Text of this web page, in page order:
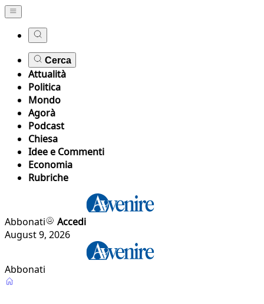
Cerca
Attualità
Politica
Mondo
Agorà
Podcast
Chiesa
Idee e Commenti
Economia
Rubriche
Abbonati
Accedi
August 9, 2026
Abbonati